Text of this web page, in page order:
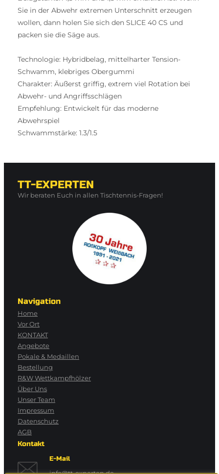
Sie in der Abwehr extremen Unterschnitt erzeugen
wollen, dann holen Sie sich den SLICE 40 CS und
packen sie die Säge aus.
Technologie: Hybridbelag, mittelharter Tension-
Schwamm, klebriges Obergummi
Charakter: Äußerst griffig, extrem viel Rotation bei
Abwehr- und Angriffsschlägen
Empfehlung: Entwickelt für das moderne
Abwehrspiel
Schwammstärke: 1.3/1.5
TT-EXPERTEN
Wir beraten Euch in allen Tischtennis-Fragen!
Navigation
Home
Vor Ort
KONTAKT
Angebote
Pokale & Medaillen
Bestellung
R&W Wettkampfhölzer
Über Uns
Unser Team
Impressum
Datenschutz
AGB
Kontakt
E-Mail